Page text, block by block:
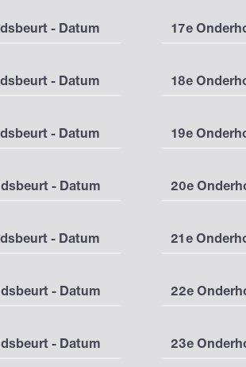
- Datum 17e
- Datum 18e
- Datum 19e
- Datum 20e
- Datum 21e
- Datum 22e
- Datum 23e